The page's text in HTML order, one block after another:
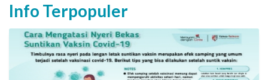
Info Terpopuler